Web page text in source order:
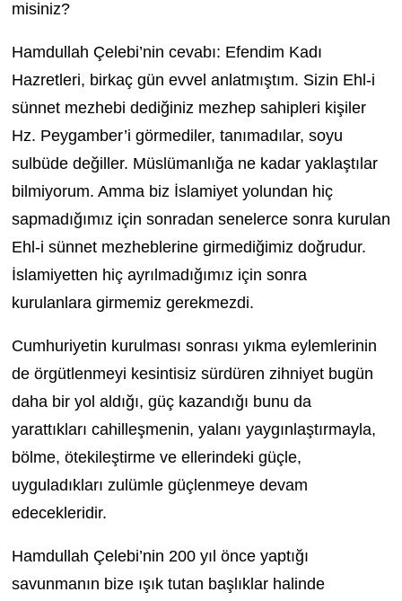
misiniz?
Hamdullah Çelebi’nin cevabı: Efendim Kadı
Hazretleri, birkaç gün evvel anlatmıştım. Sizin Ehl-i
sünnet mezhebi dediğiniz mezhep sahipleri kişiler
Hz. Peygamber’i görmediler, tanımadılar, soyu
sulbüde değiller. Müslümanlığa ne kadar yaklaştılar
bilmiyorum. Amma biz İslamiyet yolundan hiç
sapmadığımız için sonradan senelerce sonra kurulan
Ehl-i sünnet mezheblerine girmediğimiz doğrudur.
İslamiyetten hiç ayrılmadığımız için sonra
kurulanlara girmemiz gerekmezdi.
Cumhuriyetin kurulması sonrası yıkma eylemlerinin
de örgütlenmeyi kesintisiz sürdüren zihniyet bugün
daha bir yol aldığı, güç kazandığı bunu da
yarattıkları cahilleşmenin, yalanı yaygınlaştırmayla,
bölme, ötekileştirme ve ellerindeki güçle,
uyguladıkları zulümle güçlenmeye devam
edecekleridir.
Hamdullah Çelebi’nin 200 yıl önce yaptığı
savunmanın bize ışık tutan başlıklar halinde